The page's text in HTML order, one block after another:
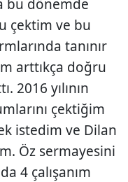
bu dönemde
çektim ve bu
tanınır
arttıkça doğru
2016 yılının
çektiğim
istedim ve Dilan
Öz sermayesini
4 çalışanım